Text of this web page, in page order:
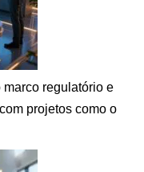
regulatório e
projetos como o